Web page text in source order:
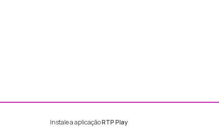
Instale a aplicaçãoRTP Play